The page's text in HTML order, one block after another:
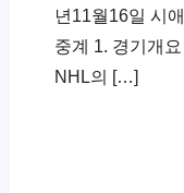
년11월16일 시
중계 1. 경기개
NHL의 […]